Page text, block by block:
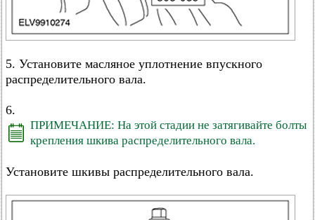
5. Установите масляное уплотнение впускного
распределительного вала.
6.
ПРИМЕЧАНИЕ: На этой стадии не затягивайте болты
крепления шкива распределительного вала.
Установите шкивы распределительного вала.